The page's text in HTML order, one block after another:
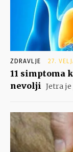
ZDRAVLJE 27.
11 simptoma
nevolji Jetra